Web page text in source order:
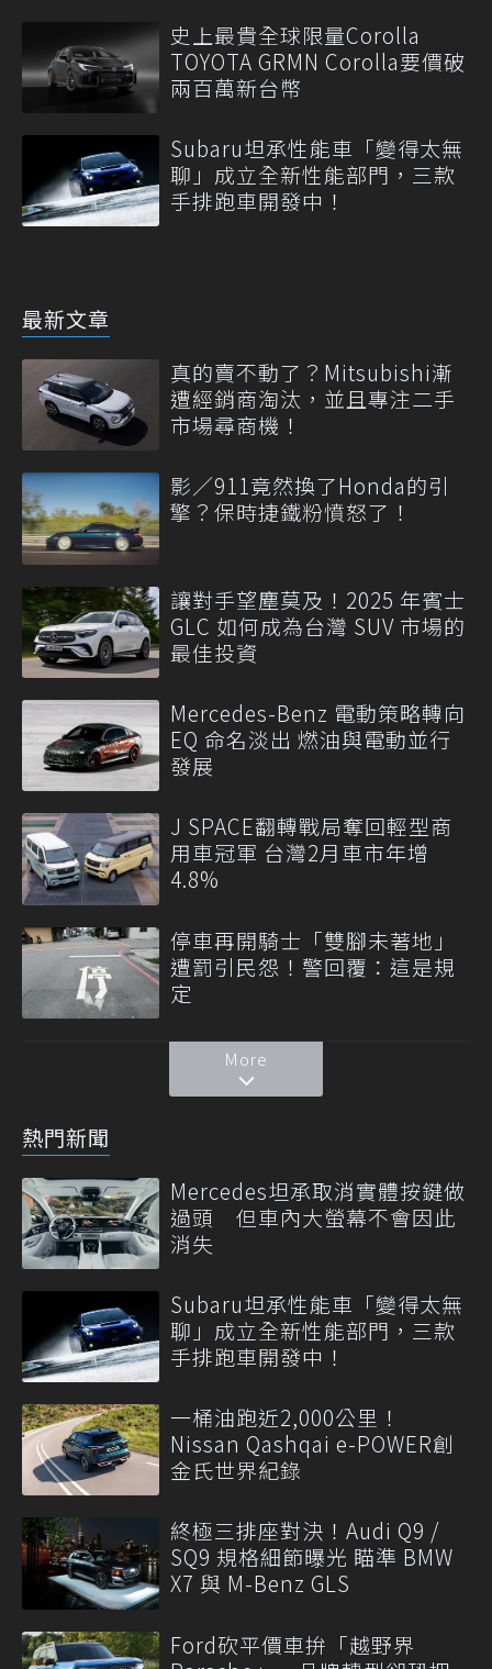
史上最貴全球限量Corolla
TOYOTA GRMN Corolla要價破
兩百萬新台幣
Subaru坦承性能車「變得太無
聊」成立全新性能部門，三款
手排跑車開發中！
最新文章
真的賣不動了？Mitsubishi漸
遭經銷商淘汰，並且專注二手
市場尋商機！
影／911竟然換了Honda的引
擎？保時捷鐵粉憤怒了！
讓對手望塵莫及！2025 年賓士
GLC 如何成為台灣 SUV 市場的
最佳投資
Mercedes-Benz 電動策略轉向
EQ 命名淡出 燃油與電動並行
發展
J SPACE翻轉戰局奪回輕型商
用車冠軍 台灣2月車市年增
4.8%
停車再開騎士「雙腳未著地」
遭罰引民怨！警回覆：這是規
定
More
熱門新聞
Mercedes坦承取消實體按鍵做
過頭 但車內大螢幕不會因此
消失
Subaru坦承性能車「變得太無
聊」成立全新性能部門，三款
手排跑車開發中！
一桶油跑近2,000公里！
Nissan Qashqai e-POWER創
金氏世界紀錄
終極三排座對決！Audi Q9 /
SQ9 規格細節曝光 瞄準 BMW
X7 與 M-Benz GLS
Ford砍平價車拚「越野界